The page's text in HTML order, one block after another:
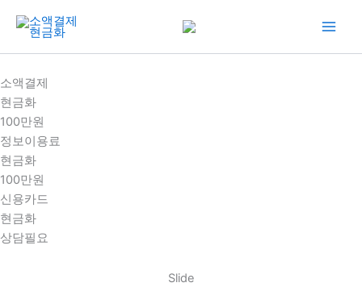
건
너
뛰
기
소액결제
현금화
100만원
정보이용료
현금화
100만원
신용카드
현금화
상담필요
Slide